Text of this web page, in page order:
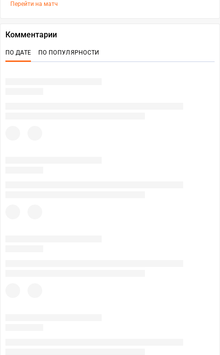
Перейти на матч
Комментарии
ПО ДАТЕ ПО ПОПУЛЯРНОСТИ